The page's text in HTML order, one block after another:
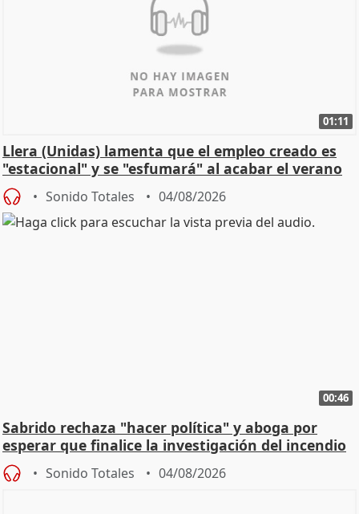
01:11
Llera (Unidas) lamenta que el empleo creado es
"estacional" y se "esfumará" al acabar el verano
Sonido Totales 04/08/2026
00:46
Sabrido rechaza "hacer política" y aboga por
esperar que finalice la investigación del incendio
Sonido Totales 04/08/2026